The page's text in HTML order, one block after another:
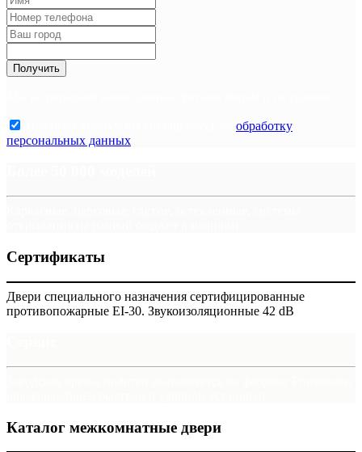
Получить
обработку
персональных данных
Сертификаты
Двери специального назначения сертифицированные
противопожарные EI-30. Звукоизоляционные 42 dB
Каталог межкомнатные двери